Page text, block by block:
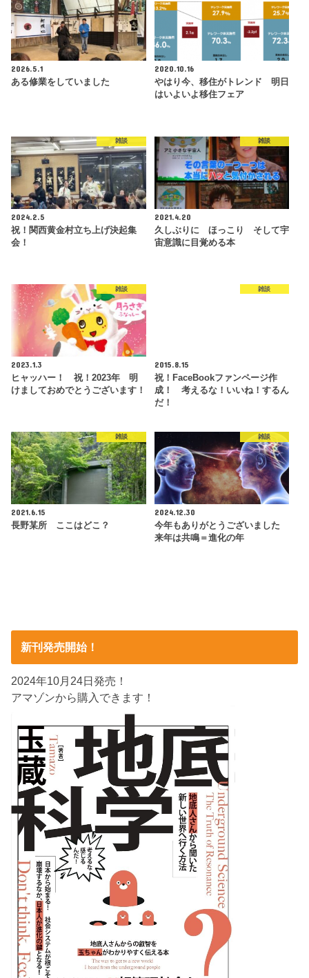
2026.5.1
ある修業をしていました
2020.10.16
やはり今、移住がトレンド 明日
はいよいよ移住フェア
雑談
2024.2.5
祝！関西黄金村立ち上げ決起集
会！
雑談
2021.4.20
久しぶりに ほっこり そして宇
宙意識に目覚める本
雑談
2023.1.3
ヒャッハー！ 祝！2023年 明
けましておめでとうございます！
雑談
2015.8.15
祝！FaceBookファンページ作
成！ 考えるな！いいね！するん
だ！
雑談
2021.6.15
長野某所 ここはどこ？
雑談
2024.12.30
今年もありがとうございました
来年は共鳴＝進化の年
新刊発売開始！
2024年10月24日発売！
アマゾンから購入できます！